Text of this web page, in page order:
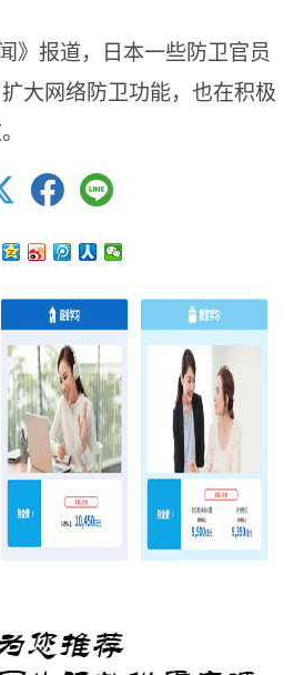
》报道，日本一些防卫官员
大网络防卫功能，也在积极